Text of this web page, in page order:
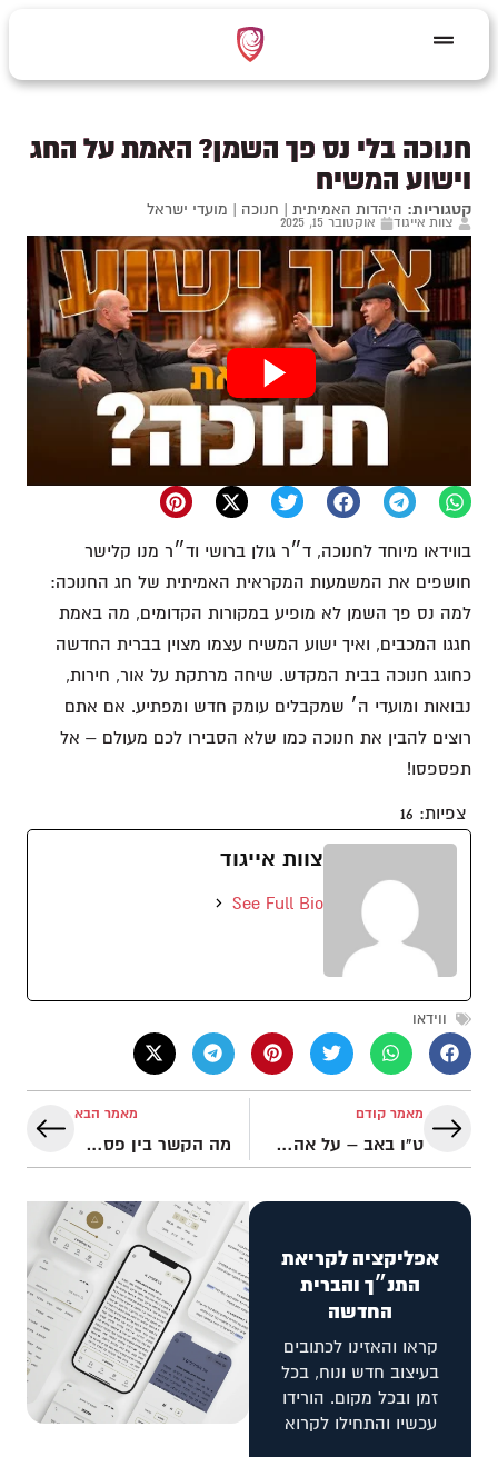
חנוכה בלי נס פך השמן? האמת על החג
וישוע המשיח
קטגוריות: היהדות האמיתית | חנוכה | מועדי ישראל
צוות אייגוד אוקטובר 15, 2025
בווידאו מיוחד לחנוכה, ד״ר גולן ברושי וד״ר מנו קלישר
חושפים את המשמעות המקראית האמיתית של חג החנוכה:
למה נס פך השמן לא מופיע במקורות הקדומים, מה באמת
חגגו המכבים, ואיך ישוע המשיח עצמו מצוין בברית החדשה
כחוגג חנוכה בבית המקדש. שיחה מרתקת על אור, חירות,
נבואות ומועדי ה׳ שמקבלים עומק חדש ומפתיע. אם אתם
רוצים להבין את חנוכה כמו שלא הסבירו לכם מעולם – אל
תפספסו!
צפיות: 16
צוות אייגוד
See Full Bio
ווידאו
מאמר קודם
ט"ו באב – על אהבת חינם והבחירה לאהוב ללא תנאים | iGod פודקאסט
מאמר הבא
מה הקשר בין פסח לחיפזון? כיצד זה מראה את חסד אלוהים? | iGod פודקאסט
אפליקציה לקריאת
התנ״ך והברית
החדשה
קראו והאזינו לכתובים
בעיצוב חדש ונוח, בכל
זמן ובכל מקום. הורידו
עכשיו והתחילו לקרוא